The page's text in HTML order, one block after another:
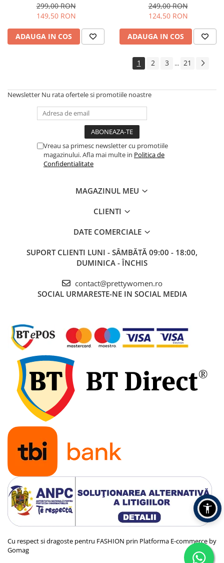
299,00 RON
149,50 RON
ADAUGA IN COS
249,00 RON
124,50 RON
ADAUGA IN COS
1 2 3 ... 21
Newsletter Nu rata ofertele si promotiile noastre
Vreau sa primesc newsletter cu promotiile
magazinului. Afla mai multe in Politica de
Confidentialitate
MAGAZINUL MEU
CLIENTI
DATE COMERCIALE
SUPORT CLIENTI LUNI - SÂMBĂTĂ 09:00 - 18:00,
DUMINICA - ÎNCHIS
contact@prettywomen.ro
SOCIAL URMARESTE-NE IN SOCIAL MEDIA
Cu respect si dragoste pentru FASHION prin Platforma E-commerce by
Gomag